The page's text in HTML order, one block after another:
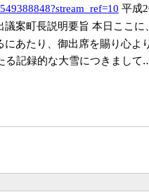
848?stream_ref=10 平成
議案町長説明要旨 本日ここに
あたり、御出席を賜り心よ
る記録的な大雪につきまして